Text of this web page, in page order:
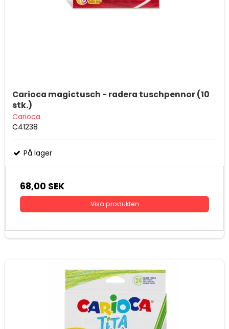
Carioca magictusch - radera tuschpennor (10
stk.)
Carioca
C41238
På lager
68,00 SEK
Visa produkten